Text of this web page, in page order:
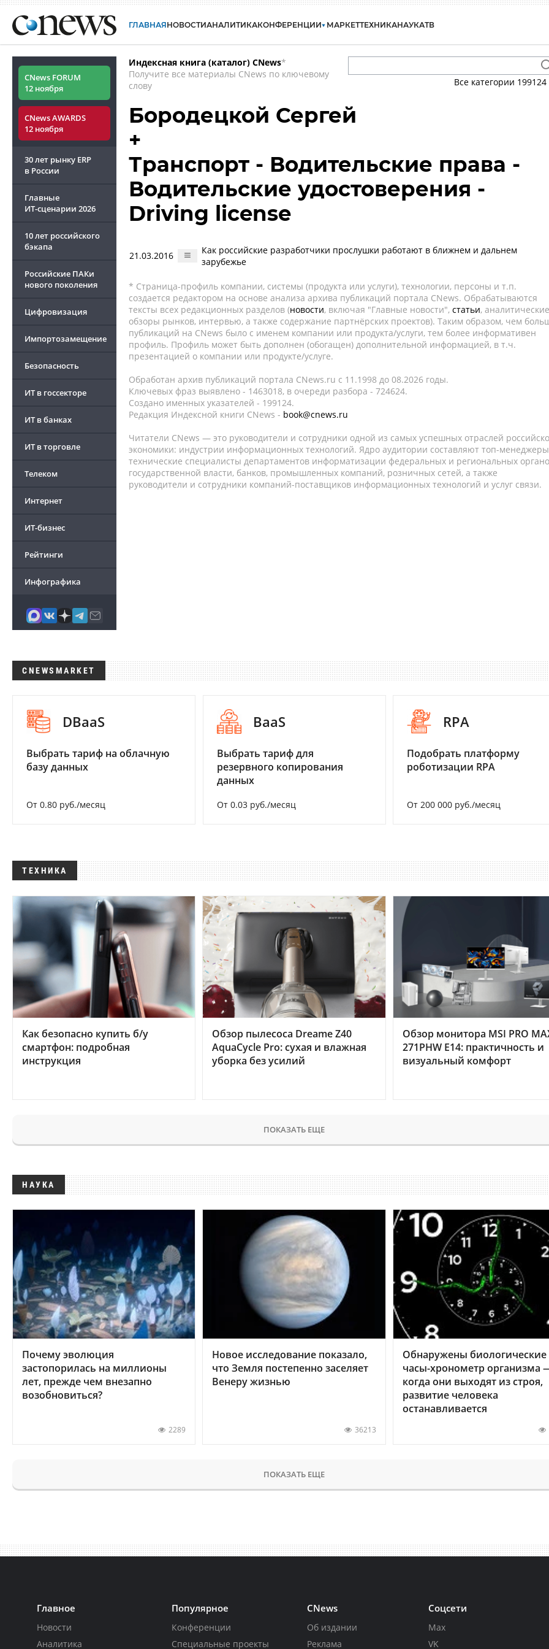
ГЛАВНАЯНОВОСТИАНАЛИТИКАКОНФЕРЕНЦИИ МАРКЕТТЕХНИКАНАУКАТВ
CNews FORUM
12 ноября
CNews AWARDS
12 ноября
30 лет рынку ERP
в России
Главные
ИТ-сценарии 2026
10 лет российского
бэкапа
Российские ПАКи
нового поколения
Цифровизация
Импортозамещение
Безопасность
ИТ в госсекторе
ИТ в банках
ИТ в торговле
Телеком
Интернет
ИТ-бизнес
Рейтинги
Инфографика
Индексная книга (каталог) CNews*
Получите все материалы CNews по ключевому
слову
Все категории 199124
Бородецкой Сергей
+
Транспорт - Водительские права -
Водительские удостоверения -
Driving license
21.03.2016
Как российские разработчики прослушки работают в ближнем и дальнем
зарубежье
* Страница-профиль компании, системы (продукта или услуги), технологии, персоны и т.п.
создается редактором на основе анализа архива публикаций портала CNews. Обрабатываются
тексты всех редакционных разделов (новости, включая "Главные новости", статьи, аналитические
обзоры рынков, интервью, а также содержание партнёрских проектов). Таким образом, чем
публикаций на CNews было с именем компании или продукта/услуги, тем более информативен
профиль. Профиль может быть дополнен (обогащен) дополнительной информацией, в т.ч.
презентацией о компании или продукте/услуге.
Обработан архив публикаций портала CNews.ru c 11.1998 до 08.2026 годы.
Ключевых фраз выявлено - 1463018, в очереди разбора - 724624.
Создано именных указателей - 199124.
Редакция Индексной книги CNews - book@cnews.ru
Читатели CNews — это руководители и сотрудники одной из самых успешных отраслей
экономики: индустрии информационных технологий. Ядро аудитории составляют топ-
технические специалисты департаментов информатизации федеральных и региональных
государственной власти, банков, промышленных компаний, розничных сетей, а также
руководители и сотрудники компаний-поставщиков информационных технологий и услуг связи.
CNEWSMARKET
DBaaS
Выбрать тариф на облачную
базу данных
От 0.80 руб./месяц
BaaS
Выбрать тариф для
резервного копирования
данных
От 0.03 руб./месяц
RPA
Подобрать платформу
роботизации RPA
От 200 000 руб./месяц
ТЕХНИКА
Как безопасно купить б/у
смартфон: подробная
инструкция
Обзор пылесоса Dreame Z40
AquaCycle Pro: сухая и влажная
уборка без усилий
Обзор монитора MSI PRO
271PHW E14: практичность и
визуальный комфорт
ПОКАЗАТЬ ЕЩЕ
НАУКА
Почему эволюция
застопорилась на миллионы
лет, прежде чем внезапно
возобновиться?
2289
Новое исследование показало,
что Земля постепенно заселяет
Венеру жизнью
36213
Обнаружены биологические
часы-хронометр организма
когда они выходят из строя,
развитие человека
останавливается
ПОКАЗАТЬ ЕЩЕ
Главное
Новости
Аналитика
Популярное
Конференции
Специальные проекты
CNews
Об издании
Реклама
Соцсети
Max
VK